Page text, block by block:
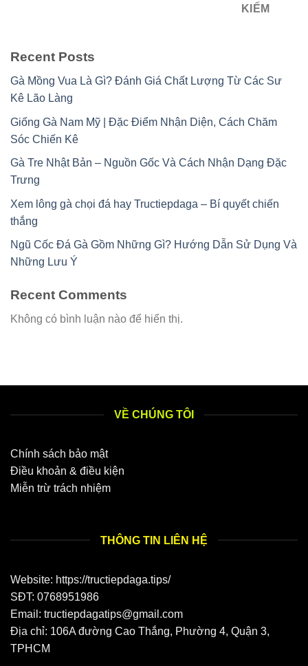
KIẾM
Recent Posts
Gà Mồng Vua Là Gì? Đánh Giá Chất Lượng Từ Các Sư
Kê Lão Làng
Giống Gà Nam Mỹ | Đặc Điểm Nhận Diện, Cách Chăm
Sóc Chiến Kê
Gà Tre Nhật Bản – Nguồn Gốc Và Cách Nhận Dạng Đặc
Trưng
Xem lông gà chọi đá hay Tructiepdaga – Bí quyết chiến
thắng
Ngũ Cốc Đá Gà Gồm Những Gì? Hướng Dẫn Sử Dụng Và
Những Lưu Ý
Recent Comments
Không có bình luận nào để hiển thị.
VỀ CHÚNG TÔI
Chính sách bảo mật
Điều khoản & điều kiện
Miễn trừ trách nhiệm
THÔNG TIN LIÊN HỆ
Website: https://tructiepdaga.tips/
SĐT: 0768951986
Email: tructiepdagatips@gmail.com
Địa chỉ: 106A đường Cao Thắng, Phường 4, Quận 3,
TPHCM